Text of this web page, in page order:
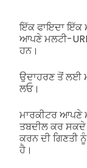
ਇੱਕ ਫਾਇਦਾ ਇੱਕ
ਆਪਣੇ ਮਲਟੀ-
ਹਨ।
ਉਦਾਹਰਣ ਤੋਂ ਲਈ
ਲਓ।
ਮਾਰਕੀਟਰ ਆਪਣੇ
ਤਬਦੀਲ ਕਰ ਸਕਦੇ
ਕਰਨ ਦੀ ਗਿਣਤੀ
ਹੈ।